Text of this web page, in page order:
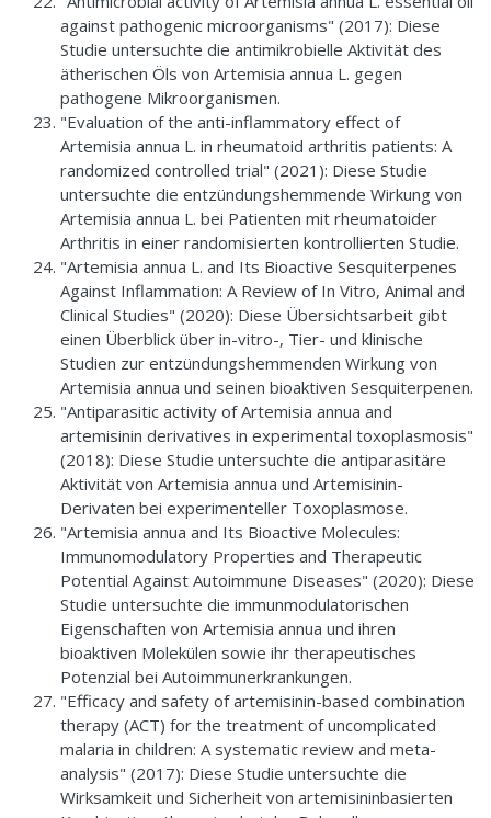
against pathogenic microorganisms" (2017): Diese
Studie untersuchte die antimikrobielle Aktivität des
ätherischen Öls von Artemisia annua L. gegen
pathogene Mikroorganismen.
"Evaluation of the anti-inflammatory effect of
Artemisia annua L. in rheumatoid arthritis patients: A
randomized controlled trial" (2021): Diese Studie
untersuchte die entzündungshemmende Wirkung von
Artemisia annua L. bei Patienten mit rheumatoider
Arthritis in einer randomisierten kontrollierten Studie.
"Artemisia annua L. and Its Bioactive Sesquiterpenes
Against Inflammation: A Review of In Vitro, Animal and
Clinical Studies" (2020): Diese Übersichtsarbeit gibt
einen Überblick über in-vitro-, Tier- und klinische
Studien zur entzündungshemmenden Wirkung von
Artemisia annua und seinen bioaktiven Sesquiterpenen.
"Antiparasitic activity of Artemisia annua and
artemisinin derivatives in experimental toxoplasmosis"
(2018): Diese Studie untersuchte die antiparasitäre
Aktivität von Artemisia annua und Artemisinin-
Derivaten bei experimenteller Toxoplasmose.
"Artemisia annua and Its Bioactive Molecules:
Immunomodulatory Properties and Therapeutic
Potential Against Autoimmune Diseases" (2020): Diese
Studie untersuchte die immunmodulatorischen
Eigenschaften von Artemisia annua und ihren
bioaktiven Molekülen sowie ihr therapeutisches
Potenzial bei Autoimmunerkrankungen.
"Efficacy and safety of artemisinin-based combination
therapy (ACT) for the treatment of uncomplicated
malaria in children: A systematic review and meta-
analysis" (2017): Diese Studie untersuchte die
Wirksamkeit und Sicherheit von artemisininbasierten